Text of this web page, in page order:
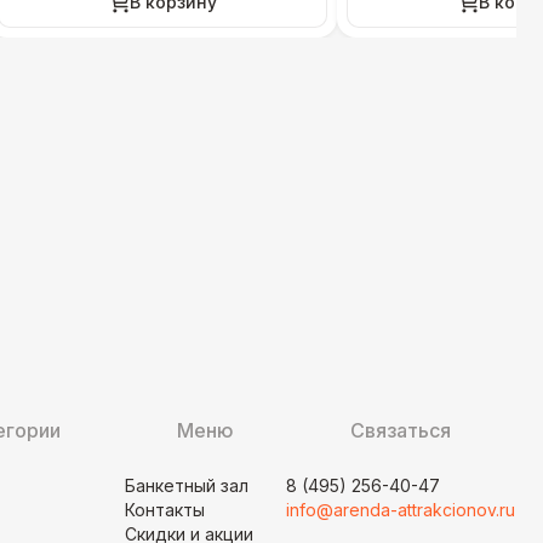
Меню
Банкетный зал
Контакты
Скидки и акции
Связаться
8 (495) 256-40-47
info@arenda-attrakcionov.ru